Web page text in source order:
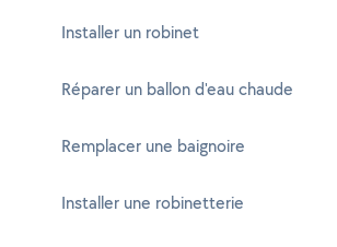
Installer un robinet
Réparer un ballon d'eau chaude
Remplacer une baignoire
Installer une robinetterie